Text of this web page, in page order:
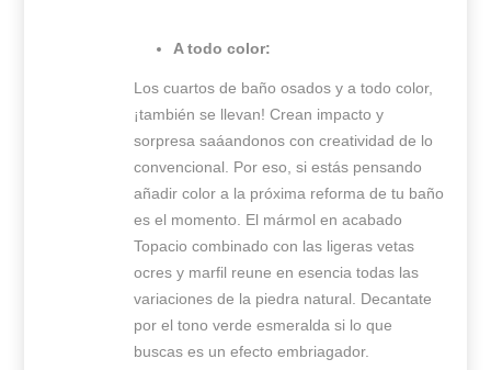
A todo color:
Los cuartos de baño osados y a todo color,
¡también se llevan! Crean impacto y
sorpresa saáandonos con creatividad de lo
convencional. Por eso, si estás pensando
añadir color a la próxima reforma de tu baño
es el momento. El mármol en acabado
Topacio combinado con las ligeras vetas
ocres y marfil reune en esencia todas las
variaciones de la piedra natural. Decantate
por el tono verde esmeralda si lo que
buscas es un efecto embriagador.